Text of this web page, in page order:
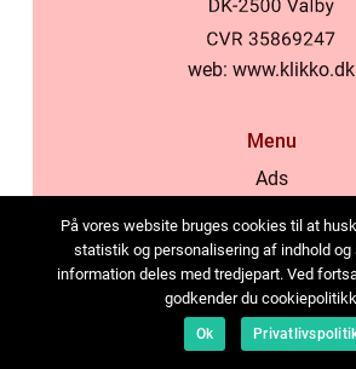
web: www.klikko.dk
Menu
Ads
Cookies
Contact
Sitemap
På vores website bruges cookies til at
statistik og personalisering af indhold og
information deles med tredjepart. Ved
godkender du
Ok